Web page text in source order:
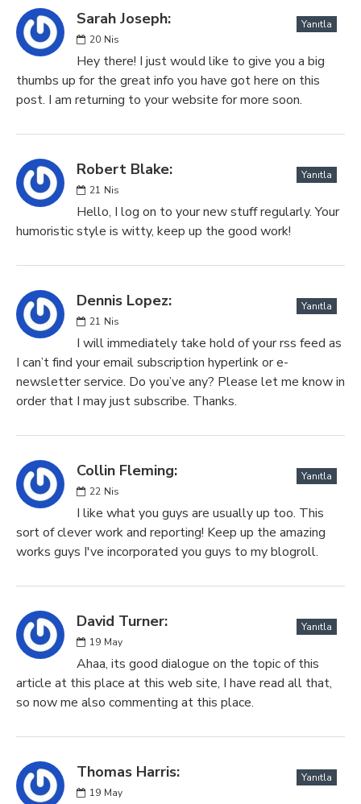
Sarah Joseph:
20 Nis
Yanıtla
Hey there! I just would like to give you a big
thumbs up for the great info you have got here on this
post. I am returning to your website for more soon.
Robert Blake:
21 Nis
Yanıtla
Hello, I log on to your new stuff regularly. Your
humoristic style is witty, keep up the good work!
Dennis Lopez:
21 Nis
Yanıtla
I will immediately take hold of your rss feed as
I can’t find your email subscription hyperlink or e-
newsletter service. Do you’ve any? Please let me know in
order that I may just subscribe. Thanks.
Collin Fleming:
22 Nis
Yanıtla
I like what you guys are usually up too. This
sort of clever work and reporting! Keep up the amazing
works guys I've incorporated you guys to my blogroll.
David Turner:
19 May
Yanıtla
Ahaa, its good dialogue on the topic of this
article at this place at this web site, I have read all that,
so now me also commenting at this place.
Thomas Harris:
19 May
Yanıtla